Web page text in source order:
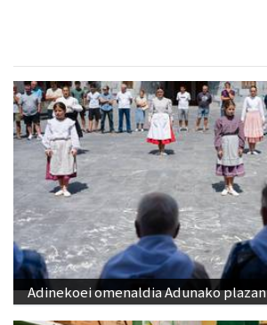
Adinekoei omenaldia Adunako plazan